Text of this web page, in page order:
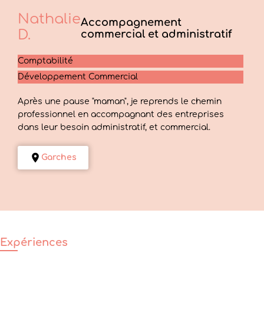
Nathalie
D.
Accompagnement
commercial et administratif
Comptabilité
Développement Commercial
Après une pause "maman", je reprends le chemin
professionnel en accompagnant des entreprises
dans leur besoin administratif, et commercial.
Garches
Expériences